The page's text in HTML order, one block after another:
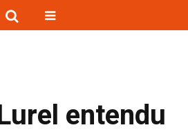
entendu